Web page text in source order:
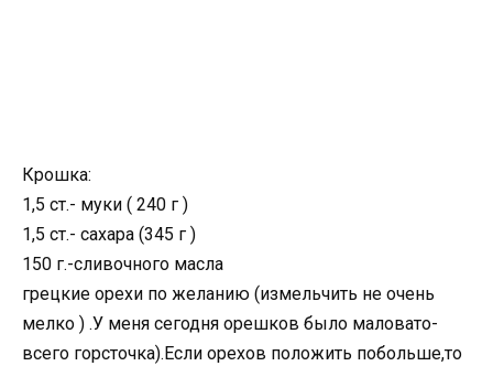
Крошка:
1,5 ст.- муки ( 240 г )
1,5 ст.- сахара (345 г )
150 г.-сливочного масла
грецкие орехи по желанию (измельчить не очень
мелко ) .У меня сегодня орешков было маловато-
всего горсточка).Если орехов положить побольше,то